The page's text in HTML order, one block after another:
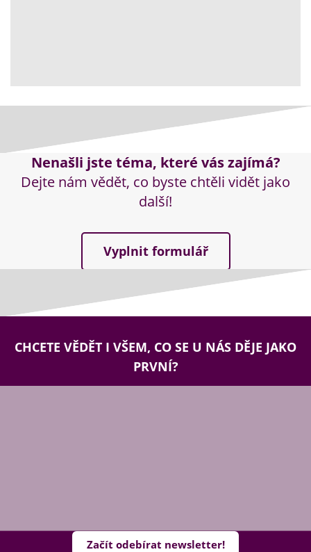
Nenašli jste téma, které vás zajímá?
Dejte nám vědět, co byste chtěli vidět jako
další!
Vyplnit formulář
CHCETE VĚDĚT I VŠEM, CO SE U NÁS DĚJE JAKO
PRVNÍ?
Začít odebírat newsletter!